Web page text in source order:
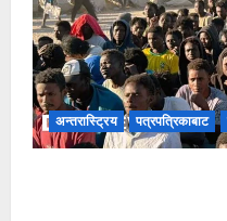
अन्तरास्ट्रिय पत्रपत्रिकाबाट